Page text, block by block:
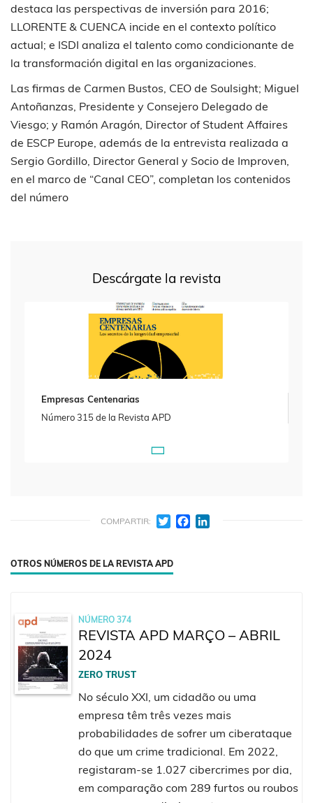
destaca las perspectivas de inversión para 2016;
LLORENTE & CUENCA incide en el contexto político
actual; e ISDI analiza el talento como condicionante de
la transformación digital en las organizaciones.
Las firmas de Carmen Bustos, CEO de Soulsight; Miguel
Antoñanzas, Presidente y Consejero Delegado de
Viesgo; y Ramón Aragón, Director of Student Affaires
de ESCP Europe, además de la entrevista realizada a
Sergio Gordillo, Director General y Socio de Improven,
en el marco de “Canal CEO”, completan los contenidos
del número
Descárgate la revista
Empresas Centenarias
Número 315 de la Revista APD
COMPARTIR: TwitterFacebook
OTROS NÚMEROS DE LA REVISTA APD
NÚMERO 374
REVISTA APD MARÇO – ABRIL
2024
ZERO TRUST
No século XXI, um cidadão ou uma
empresa têm três vezes mais
probabilidades de sofrer um ciberataque
do que um crime tradicional. Em 2022,
registaram-se 1.027 cibercrimes por dia,
em comparação com 289 furtos ou roubos